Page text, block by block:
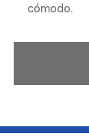
cómodo.